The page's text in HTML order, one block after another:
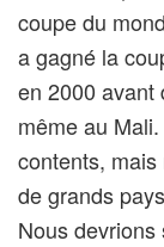
coupe du
a gagné la
en 2000 avant
même au
contents,
de grands
Nous